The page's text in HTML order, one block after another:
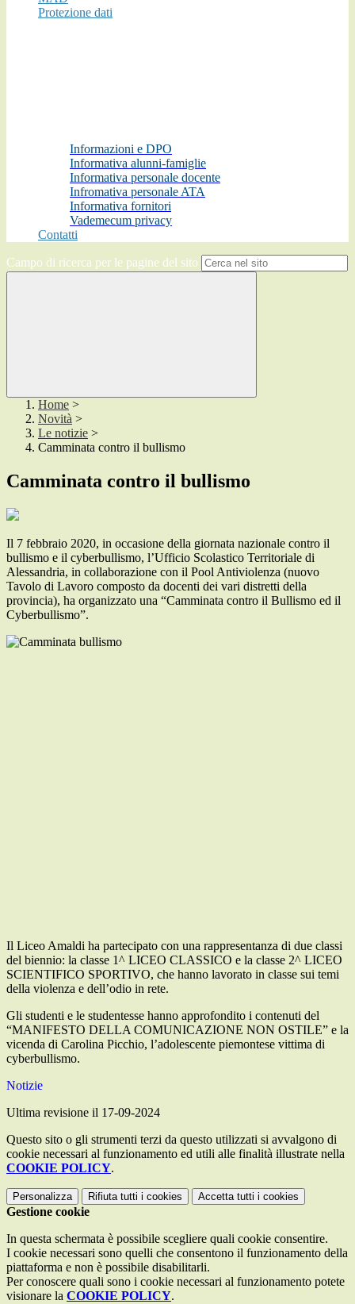
Protezione dati
Informazioni e DPO
Informativa alunni-famiglie
Informativa personale docente
Infromativa personale ATA
Informativa fornitori
Vademecum privacy
Contatti
Campo di ricerca per le pagine del sito
Home >
Novità >
Le notizie >
Camminata contro il bullismo
Camminata contro il bullismo
Il 7 febbraio 2020, in occasione della giornata nazionale contro il
bullismo e il cyberbullismo, l’Ufficio Scolastico Territoriale di
Alessandria, in collaborazione con il Pool Antiviolenza (nuovo
Tavolo di Lavoro composto da docenti dei vari distretti della
provincia), ha organizzato una “Camminata contro il Bullismo ed il
Cyberbullismo”.
Il Liceo Amaldi ha partecipato con una rappresentanza di due classi
del biennio: la classe 1^ LICEO CLASSICO e la classe 2^ LICEO
SCIENTIFICO SPORTIVO, che hanno lavorato in classe sui temi
della violenza e dell’odio in rete.
Gli studenti e le studentesse hanno approfondito i contenuti del
“MANIFESTO DELLA COMUNICAZIONE NON OSTILE” e la
vicenda di Carolina Picchio, l’adolescente piemontese vittima di
cyberbullismo.
Notizie
Ultima revisione il 17-09-2024
Questo sito o gli strumenti terzi da questo utilizzati si avvalgono di
cookie necessari al funzionamento ed utili alle finalità illustrate nella
COOKIE POLICY.
Personalizza Rifiuta tutti i cookies Accetta tutti i cookies
Gestione cookie
In questa schermata è possibile scegliere quali cookie consentire.
I cookie necessari sono quelli che consentono il funzionamento della
piattaforma e non è possibile disabilitarli.
Per conoscere quali sono i cookie necessari al funzionamento potete
visionare la COOKIE POLICY.